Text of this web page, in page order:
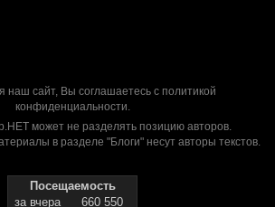
наш сайт, Вы соглашаетесь с политикой
конфиденциальности.
может не разделять позицию авторов.
в разделе "Блоги" несут авторы текстов.
Посещаемость
за вчера
660 550